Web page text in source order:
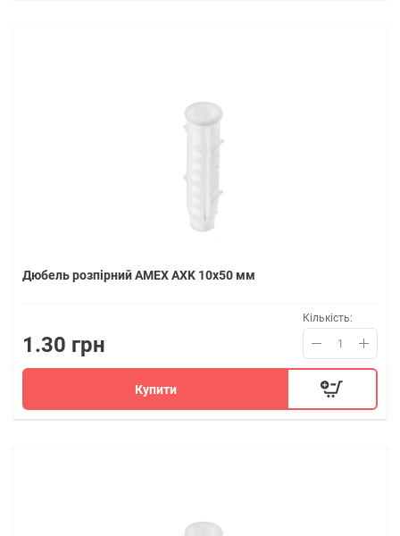
Дюбель розпірний AMEX AXK 10x50 мм
1.30 грн
Кількість:
Купити